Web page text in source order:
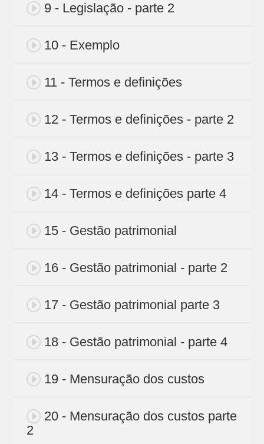
9 - Legislação - parte 2
10 - Exemplo
11 - Termos e definições
12 - Termos e definições - parte 2
13 - Termos e definições - parte 3
14 - Termos e definições parte 4
15 - Gestão patrimonial
16 - Gestão patrimonial - parte 2
17 - Gestão patrimonial parte 3
18 - Gestão patrimonial - parte 4
19 - Mensuração dos custos
20 - Mensuração dos custos parte
2